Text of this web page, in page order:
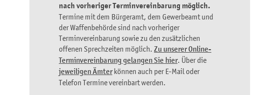
nach vorheriger Terminvereinbarung möglich.
Termine mit dem Bürgeramt, dem Gewerbeamt und
der Waffenbehörde sind nach vorheriger
Terminvereinbarung sowie zu den zusätzlichen
offenen Sprechzeiten möglich. Zu unserer Online-
Terminvereinbarung gelangen Sie hier. Über die
jeweiligen Ämterkönnen auch per E-Mail oder
Telefon Termine vereinbart werden.